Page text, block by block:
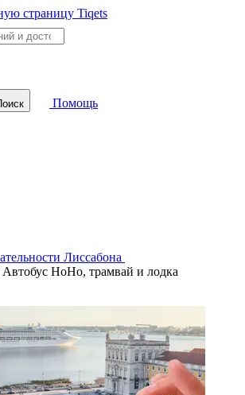
Помощь
Лиссабона
HoHo, трамвай и лодка